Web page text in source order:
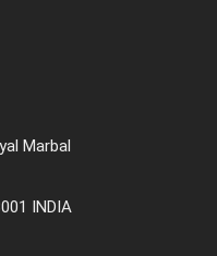
Marbal
INDIA